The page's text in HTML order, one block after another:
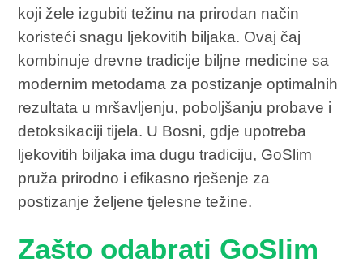
koji žele izgubiti težinu na prirodan način
koristeći snagu ljekovitih biljaka. Ovaj čaj
kombinuje drevne tradicije biljne medicine sa
modernim metodama za postizanje optimalnih
rezultata u mršavljenju, poboljšanju probave i
detoksikaciji tijela. U Bosni, gdje upotreba
ljekovitih biljaka ima dugu tradiciju, GoSlim
pruža prirodno i efikasno rješenje za
postizanje željene tjelesne težine.
Zašto odabrati GoSlim